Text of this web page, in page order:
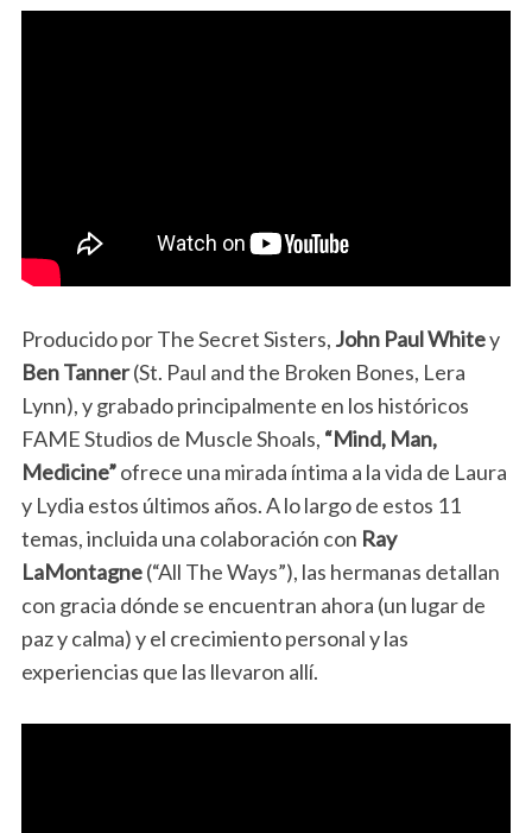
Producido por The Secret Sisters, John Paul Whitey
Ben Tanner(St. Paul and the Broken Bones, Lera
Lynn), y grabado principalmente en los históricos
FAME Studios de Muscle Shoals, “Mind, Man,
Medicine”ofrece una mirada íntima a la vida de Laura
y Lydia estos últimos años. A lo largo de estos 11
temas, incluida una colaboración con Ray
LaMontagne(“All The Ways”), las hermanas detallan
con gracia dónde se encuentran ahora (un lugar de
paz y calma) y el crecimiento personal y las
experiencias que las llevaron allí.